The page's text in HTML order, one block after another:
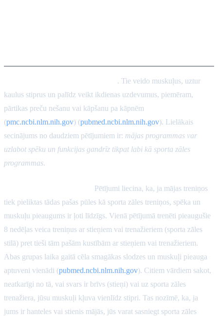
. Tie veido muskuļus, uztur
kaulus stiprus un palīdz veikt ikdienas uzdevumus, piemēram,
pārtikas preču nešanu vai kāpšanu pa kāpnēm
(pmc.ncbi.nlm.nih.gov) (pubmed.ncbi.nlm.nih.gov). Lielākais
secinājums no daudziem pētījumiem ir: mājas programmas var
uzlabot spēku un funkcijas gandrīz tikpat labi kā sporta zāles
programmas.
Pētījumi liecina, ka, ja mājas treniņos
tiek pieliktas tādas pašas pūles kā sporta zāles treniņos, spēka un
muskuļu pieaugums ir ļoti līdzīgs. Vienā pētījumā trenēti pieaugušie
8 nedēļas veica treniņus ar stieņiem vai trenažieriem (sporta zāles
stilā) pret tieši tām pašām kustībām ar stieņiem vai trenažieriem.
Abas grupas laika gaitā cēla smagākas slodzes un muskuļi pieauga
aptuveni vienādi (pubmed.ncbi.nlm.nih.gov). Citiem vārdiem sakot,
neatkarīgi no tā, vai svars ir brīvs (stieņi) vai uz sporta zāles
trenažiera, jūsu muskuļi kļuva vienlīdz stipri. Tas nozīmē, ka, ja
jums ir hanteles vai stienis mājās, jūs varat sasniegt sporta zāles